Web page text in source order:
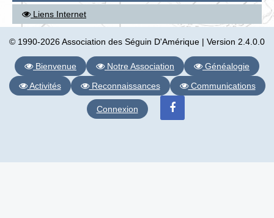
Liens Internet
© 1990-2026 Association des Séguin D'Amérique | Version 2.4.0.0
Bienvenue Notre Association
Généalogie
Activités
Reconnaissances Communications
Connexion